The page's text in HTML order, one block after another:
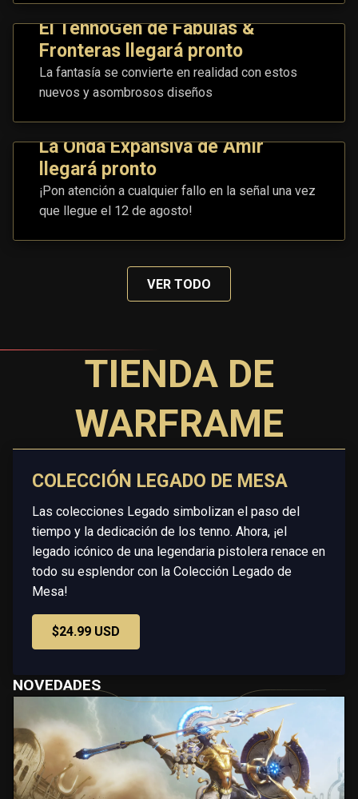
El TennoGen de Fábulas &
Fronteras llegará pronto
La fantasía se convierte en realidad con estos
nuevos y asombrosos diseños
La Onda Expansiva de Amir
llegará pronto
¡Pon atención a cualquier fallo en la señal una vez
que llegue el 12 de agosto!
VER TODO
TIENDA DE
WARFRAME
COLECCIÓN LEGADO DE MESA
Las colecciones Legado simbolizan el paso del
tiempo y la dedicación de los tenno. Ahora, ¡el
legado icónico de una legendaria pistolera renace en
todo su esplendor con la Colección Legado de
Mesa!
$24.99 USD
NOVEDADES